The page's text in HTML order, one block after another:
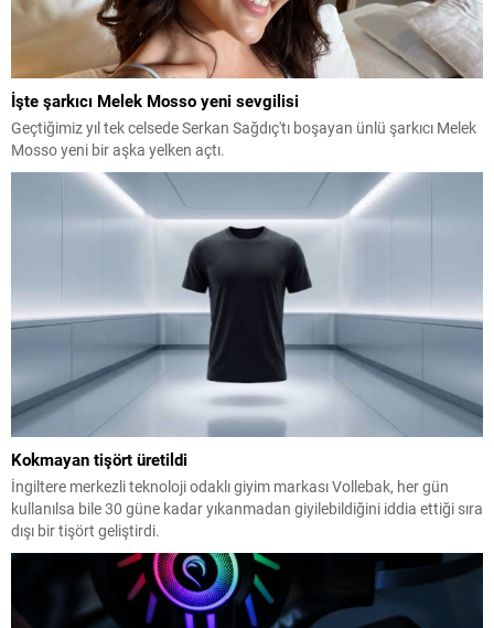
İşte şarkıcı Melek Mosso yeni sevgilisi
Geçtiğimiz yıl tek celsede Serkan Sağdıç'tı boşayan ünlü şarkıcı Melek
Mosso yeni bir aşka yelken açtı.
Kokmayan tişört üretildi
İngiltere merkezli teknoloji odaklı giyim markası Vollebak, her gün
kullanılsa bile 30 güne kadar yıkanmadan giyilebildiğini iddia ettiği sıra
dışı bir tişört geliştirdi.